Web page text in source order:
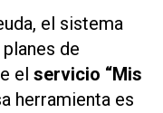
el sistema
de
el servicio “Mis
herramienta es